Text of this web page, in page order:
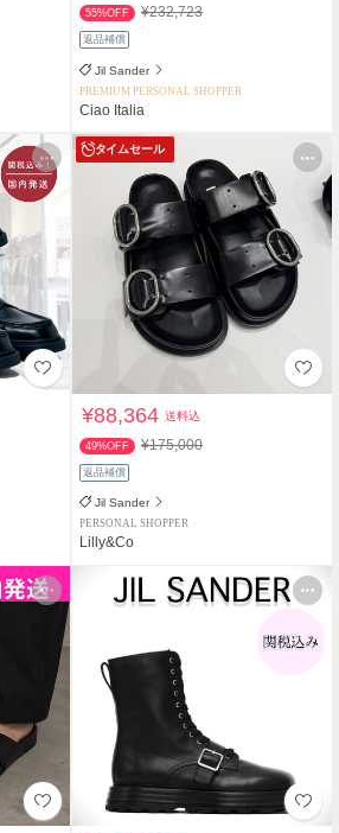
55%OFF ¥232,723
返品補償
Jil Sander
PREMIUM PERSONAL SHOPPER
Ciao Italia
タイムセール
¥88,364送料込
49%OFF ¥175,000
返品補償
Jil Sander
PERSONAL SHOPPER
Lilly&Co